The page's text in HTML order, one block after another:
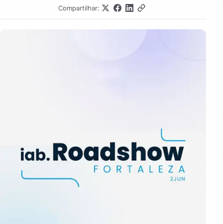
Compartilhar: